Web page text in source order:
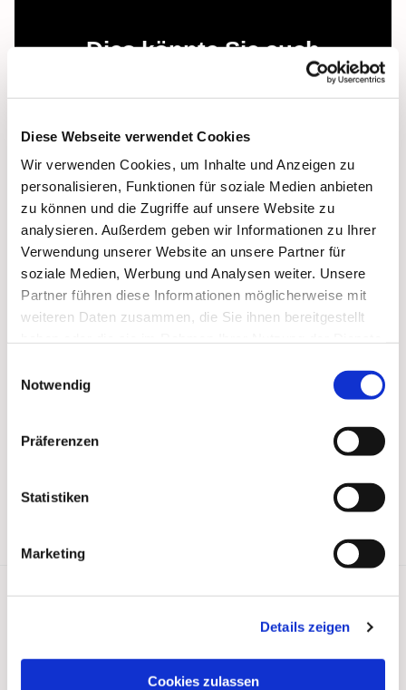
Diese Webseite verwendet Cookies
Wir verwenden Cookies, um Inhalte und Anzeigen zu
personalisieren, Funktionen für soziale Medien anbieten
zu können und die Zugriffe auf unsere Website zu
analysieren. Außerdem geben wir Informationen zu Ihrer
Verwendung unserer Website an unsere Partner für
soziale Medien, Werbung und Analysen weiter. Unsere
Partner führen diese Informationen möglicherweise mit
weiteren Daten zusammen, die Sie ihnen bereitgestellt
Notwendig
Präferenzen
Statistiken
Marketing
Details zeigen
Cookies zulassen
Dies könnte Sie auch
Kontakt